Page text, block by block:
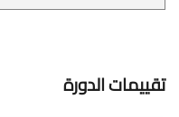
تقييمات الدورة